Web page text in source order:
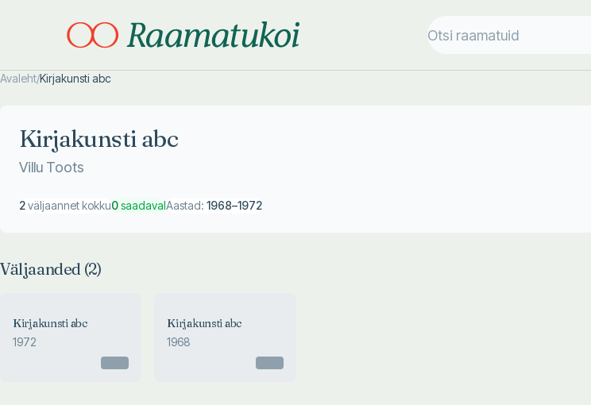
Avaleht/Kirjakunsti abc
Kirjakunsti abc
Villu Toots
2väljaannet kokku0saadavalAastad: 1968–1972
Väljaanded (2)
Kirjakunsti abc
1972
Kirjakunsti abc
1968